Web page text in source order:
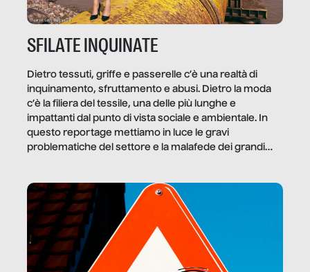
SFILATE INQUINATE
Dietro tessuti, griffe e passerelle c’è una realtà di
inquinamento, sfruttamento e abusi. Dietro la moda
c’è la filiera del tessile, una delle più lunghe e
impattanti dal punto di vista sociale e ambientale. In
questo reportage mettiamo in luce le gravi
problematiche del settore e la malafede dei grandi